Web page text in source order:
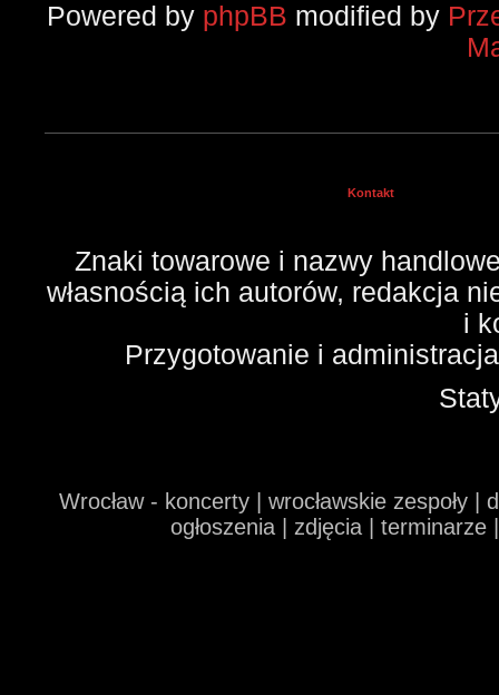
Powered by phpBB modified by
Kontakt
Znaki towarowe i nazwy
własnością ich autorów, redakcja
i
Przygotowanie i
Wrocław - koncerty | wrocławskie zespoły
ogłoszenia | zdjęcia |